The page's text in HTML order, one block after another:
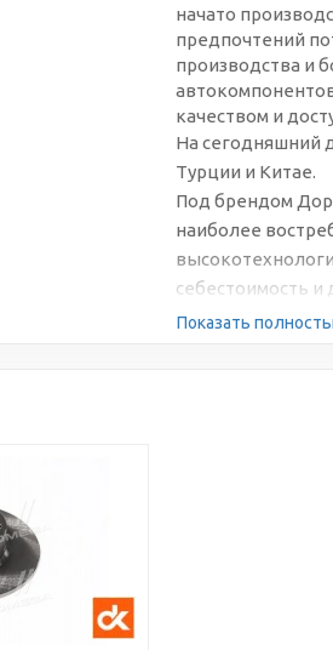
начато
предпочтений
производства и
качеством и
На сегодняшний
Турции и Китае.
Под брендом
наиболее
себестоимость
Показать